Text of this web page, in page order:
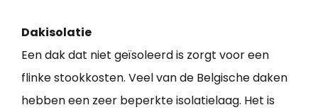
Dakisolatie
Een dak dat niet geïsoleerd is zorgt voor een
flinke stookkosten. Veel van de Belgische daken
hebben een zeer beperkte isolatielaag. Het is